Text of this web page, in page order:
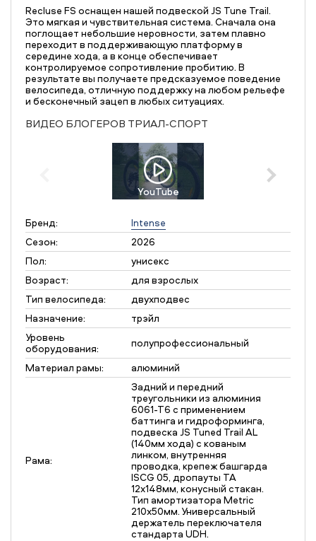
Recluse FS оснащен нашей подвеской JS Tune Trail.
Это мягкая и чувствительная система. Сначала она
поглощает небольшие неровности, затем плавно
переходит в поддерживающую платформу в
середине хода, а в конце обеспечивает
контролируемое сопротивление пробитию. В
результате вы получаете предсказуемое поведение
велосипеда, отличную поддержку на любом рельефе
и бесконечный зацеп в любых ситуациях.
ВИДЕО БЛОГЕРОВ ТРИАЛ-СПОРТ
YouTube
Бренд:
Intense
Сезон:
2026
Пол:
унисекс
Возраст:
для взрослых
Тип велосипеда:
двухподвес
Назначение:
трэйл
Уровень
оборудования:
полупрофессиональный
Материал рамы:
алюминий
Рама:
Задний и передний
треугольники из алюминия
6061-Т6 с применением
баттинга и гидроформинга,
подвеска JS Tuned Trail AL
(140мм хода) с кованым
линком, внутренняя
проводка, крепеж башгарда
ISCG 05, дропауты TA
12х148мм, конусный стакан.
Тип амортизатора Metric
210x50мм. Универсальный
держатель переключателя
стандарта UDH.